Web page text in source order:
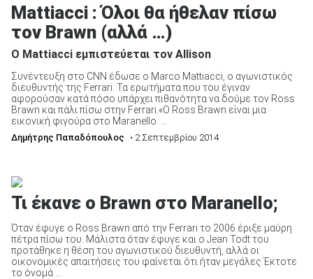
Mattiacci : Όλοι θα ήθελαν πίσω
τον Brawn (αλλά …)
Ο Mattiacci εμπιστεύεται τον Allison
Συνέντευξη στο CNN έδωσε ο Marco Mattiacci, ο αγωνιστικός
διευθυντής της Ferrari. Τα ερωτήματα που του έγιναν
αφορούσαν κατά πόσο υπάρχει πιθανότητα να δούμε τον Ross
Brawn και πάλι πίσω στην Ferrari.«Ο Ross Brawn είναι μια
εικονική φιγούρα στο Maranello. ...
Δημήτρης Παπαδόπουλος • 2 Σεπτεμβρίου 2014
Τι έκανε ο Brawn στο Maranello;
Όταν έφυγε ο Ross Brawn από την Ferrari το 2006 έριξε μαύρη
πέτρα πίσω του. Μάλιστα όταν έφυγε και ο Jean Todt του
προτάθηκε η θέση του αγωνιστικού διευθυντή, αλλά οι
οικονομικές απαιτήσεις του φαίνεται ότι ήταν μεγάλες.Έκτοτε
το όνομά ...